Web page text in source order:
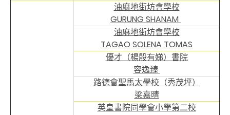
油麻地街坊會學校
GURUNG SHANAM
油麻地街坊會學校
TAGAO SOLENA TOMAS
優才（楊殷有娣）書院
容逸臻
路德會聖馬太學校（秀茂坪）
梁嘉晴
英皇書院同學會小學第二校